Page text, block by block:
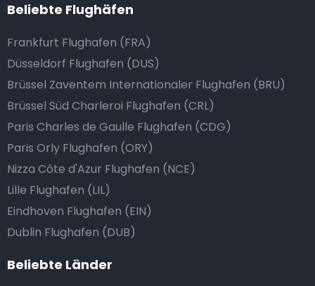
Beliebte Flughäfen
Frankfurt Flughafen (FRA)
Düsseldorf Flughafen (DUS)
Brüssel Zaventem Internationaler Flughafen (BRU)
Brüssel Süd Charleroi Flughafen (CRL)
Paris Charles de Gaulle Flughafen (CDG)
Paris Orly Flughafen (ORY)
Nizza Côte d'Azur Flughafen (NCE)
Lille Flughafen (LIL)
Eindhoven Flughafen (EIN)
Dublin Flughafen (DUB)
Beliebte Länder